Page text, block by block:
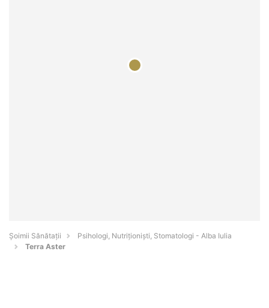
Şoimii Sănătații
Psihologi, Nutriționiști, Stomatologi - Alba Iulia
Terra Aster